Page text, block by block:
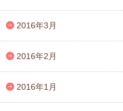
2016年3月
2016年2月
2016年1月